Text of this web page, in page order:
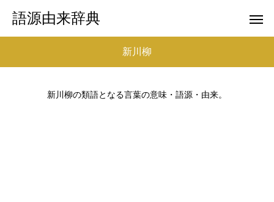
語源由来辞典
新川柳
新川柳の類語となる言葉の意味・語源・由来。